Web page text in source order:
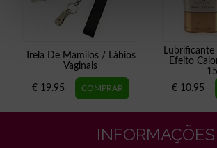
Trela De Mamilos / Lábios
Vaginais
€ 19.95
Lubrificante
Efeito
€ 10.95
INFORMAÇÕES